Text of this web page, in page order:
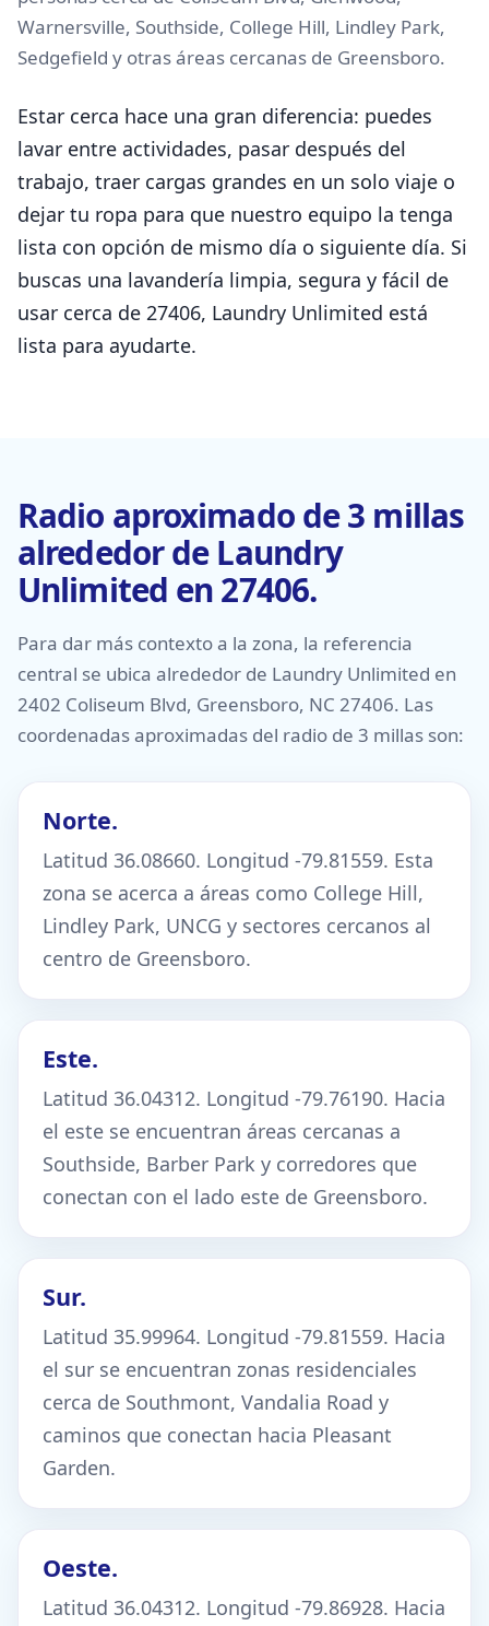
Warnersville, Southside, College Hill, Lindley Park,
Sedgefield y otras áreas cercanas de Greensboro.
Estar cerca hace una gran diferencia: puedes
lavar entre actividades, pasar después del
trabajo, traer cargas grandes en un solo viaje o
dejar tu ropa para que nuestro equipo la tenga
lista con opción de mismo día o siguiente día. Si
buscas una lavandería limpia, segura y fácil de
usar cerca de 27406, Laundry Unlimited está
lista para ayudarte.
Radio aproximado de 3 millas
alrededor de Laundry
Unlimited en 27406.
Para dar más contexto a la zona, la referencia
central se ubica alrededor de Laundry Unlimited en
2402 Coliseum Blvd, Greensboro, NC 27406. Las
coordenadas aproximadas del radio de 3 millas son:
Norte.
Latitud 36.08660. Longitud -79.81559. Esta
zona se acerca a áreas como College Hill,
Lindley Park, UNCG y sectores cercanos al
centro de Greensboro.
Este.
Latitud 36.04312. Longitud -79.76190. Hacia
el este se encuentran áreas cercanas a
Southside, Barber Park y corredores que
conectan con el lado este de Greensboro.
Sur.
Latitud 35.99964. Longitud -79.81559. Hacia
el sur se encuentran zonas residenciales
cerca de Southmont, Vandalia Road y
caminos que conectan hacia Pleasant
Garden.
Oeste.
Latitud 36.04312. Longitud -79.86928. Hacia